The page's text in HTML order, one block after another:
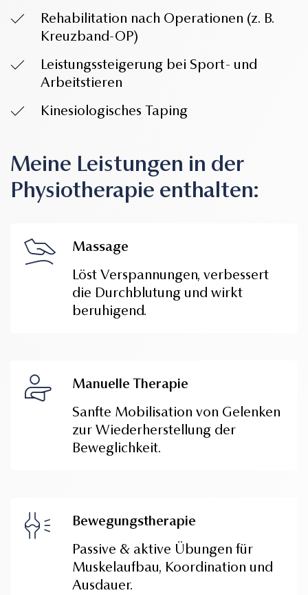
Rehabilitation nach Operationen (z. B.
Kreuzband-OP)
Leistungssteigerung bei Sport- und
Arbeitstieren
Kinesiologisches Taping
Meine Leistungen in der
Physiotherapie enthalten:
Massage
Löst Verspannungen, verbessert
die Durchblutung und wirkt
beruhigend.
Manuelle Therapie
Sanfte Mobilisation von Gelenken
zur Wiederherstellung der
Beweglichkeit.
Bewegungstherapie
Passive & aktive Übungen für
Muskelaufbau, Koordination und
Ausdauer.